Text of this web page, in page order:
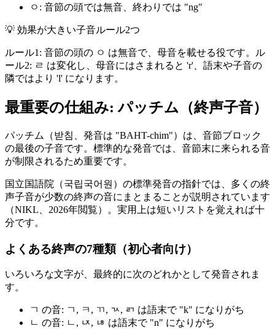
ㅇ: 音節の頭では無音、終わりでは "ng"
💡 効果が大きい子音ルール2つ
ルール1: 音節の頭の ㅇ は無音で、母音を載せる役です。ル
ール2: ㄹ は変化し、母音にはさまれると 'r'、語末や子音の
隣ではより 'l' になります。
最重要の仕組み: パッチム（終声子音）
パッチム（받침、発音は "BAHT-chim"）は、音節ブロック
の最後の子音です。標準的な発音では、音節末に来られる音
が制限されるため重要です。
国立国語院（국립국어원）の標準発音の指針では、多くの終
声子音が少数の終声の音にまとまることが説明されています
（NIKL、2026年閲覧）。実用上は短いリストを覚えれば十
分です。
よくある終声の7種類（初心者向け）
いろいろな文字が、最終的に次のどれかとして発音されま
す。
ㄱ の音: ㄱ, ㅋ, ㄲ, ㄳ, ㄺ は語末で "k" になりがち
ㄴ の音: ㄴ, ㄵ, ㄶ は語末で "n" になりがち